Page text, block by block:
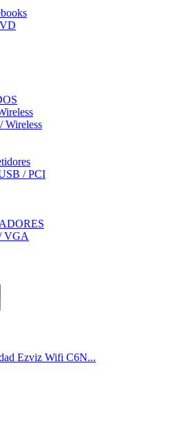
Wireless
/ PCI
VGA
Ezviz Wifi C6N...